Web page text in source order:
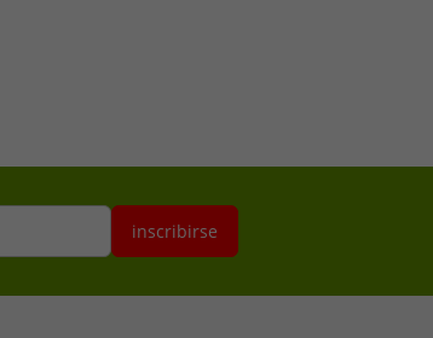
inscribirse